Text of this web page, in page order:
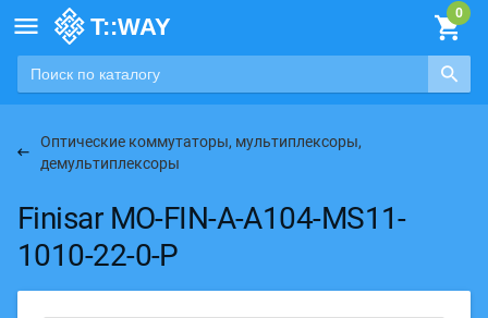

Оптические коммутаторы, мультиплексоры,
демультиплексоры
Finisar MO-FIN-A-A104-MS11-
1010-22-0-P